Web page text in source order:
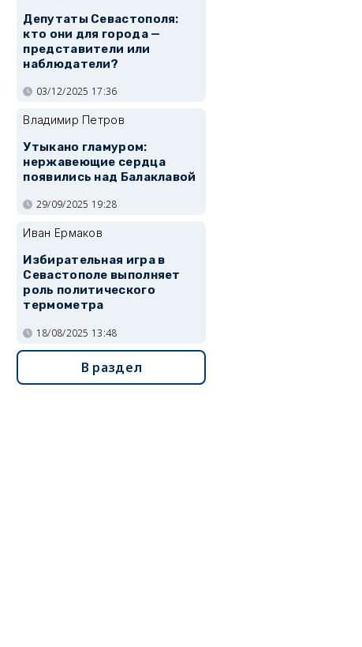
Депутаты Севастополя:
кто они для города —
представители или
наблюдатели?
03/12/2025 17:36
Владимир Петров
Утыкано гламуром:
нержавеющие сердца
появились над Балаклавой
29/09/2025 19:28
Иван Ермаков
Избирательная игра в
Севастополе выполняет
роль политического
термометра
18/08/2025 13:48
В раздел